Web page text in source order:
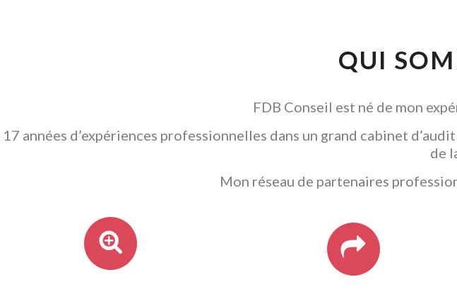
QUI
FDB Conseil est né de mon
17 années d’expériences professionnelles dans un grand cabinet
de
Mon réseau de partenaires